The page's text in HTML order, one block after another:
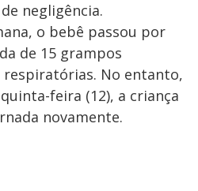
negligência.
o bebê passou por
de 15 grampos
respiratórias. No entanto,
feira (12), a criança
novamente.